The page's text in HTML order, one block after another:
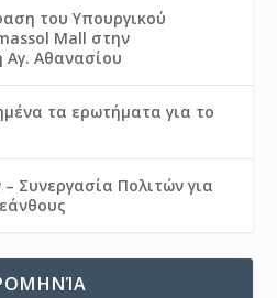
του Υπουργικού
Mall στην
Αγ. Αθανασίου
τα ερωτήματα για το
Συνεργασία Πολιτών για